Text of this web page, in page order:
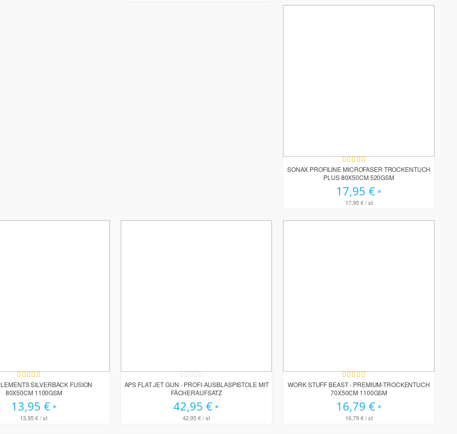
Bewertung:
100%
SONAX PROFILINE MICROFASER TROCKENTUCH
PLUS 80X50CM 520GSM
17,95 €
17,95 €/ st
Bewertung:
100%SILVERBACK FUSION
80X50CM 1100GSM
13,95 €
13,95 €/ st
Rating:
0%
APS FLAT JET GUN - PROFI-AUSBLASPISTOLE MIT
FÄCHERAUFSATZ
42,95 €
42,95 €/ st
Bewertung:
100%
WORK STUFF BEAST - PREMIUM-TROCKENTUCH
70X50CM 1100GSM
16,79 €
16,79 €/ st